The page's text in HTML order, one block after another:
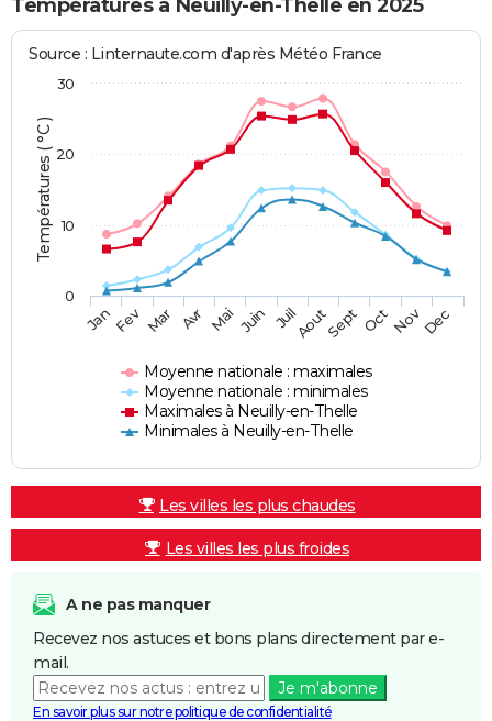
Températures à Neuilly-en-Thelle en 2025
Températures ( °C )
Source : Linternaute.com d'après Météo France
Moyenne nationale : maximales
Moyenne nationale : minimales
Maximales à Neuilly-en-Thelle
Minimales à Neuilly-en-Thelle
JanFev Mar Avr Mai Juin JuilAoutSept OctNovDec
0
10
20
30
Les villes les plus chaudes
Les villes les plus froides
A ne pas manquer
Recevez nos astuces et bons plans directement par e-
mail.
Je m'abonne
En savoir plus sur notre politique de confidentialité